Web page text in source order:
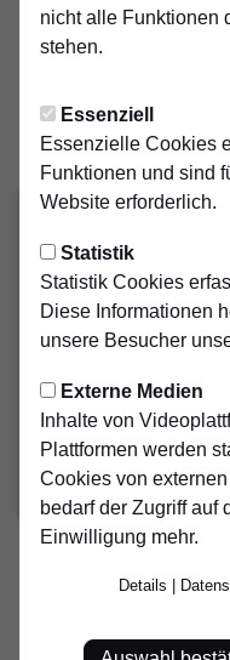
nicht alle Funktionen
stehen.
Essenziell
Essenzielle Cookies
Funktionen und sind
Website erforderlich.
Statistik
Statistik Cookies
Diese Informationen
unsere Besucher
Externe Medien
Inhalte von
Plattformen werden
Cookies von
bedarf der Zugriff auf
Einwilligung mehr.
Details
Schiedsrichter:
Florian Behler
Zuschauer:
150
2:2
Durch das Remis